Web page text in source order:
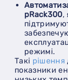
автоматизація на базі трьох контролерів
pRack300,
режимі.
Такі рішення
показники